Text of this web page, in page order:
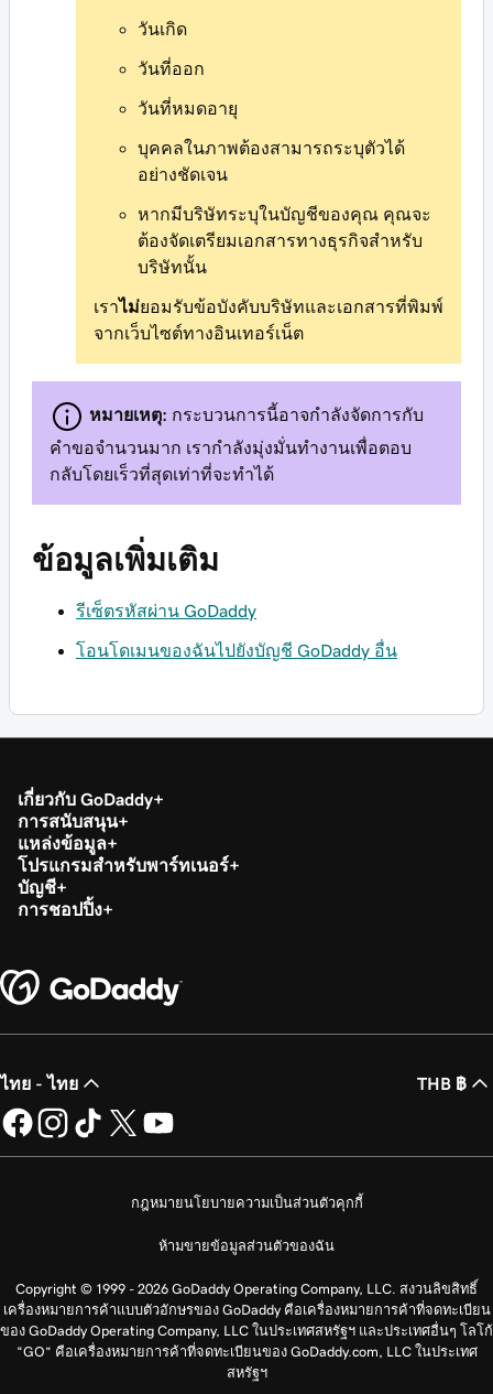
วันเกิด
วันที่ออก
วันที่หมดอายุ
บุคคลในภาพต้องสามารถระบุตัวได้
อย่างชัดเจน
หากมีบริษัทระบุในบัญชีของคุณ คุณจะ
ต้องจัดเตรียมเอกสารทางธุรกิจสำหรับ
บริษัทนั้น
เราไม่ยอมรับข้อบังคับบริษัทและเอกสารที่พิมพ์
จากเว็บไซต์ทางอินเทอร์เน็ต
หมายเหตุ: กระบวนการนี้อาจกำลังจัดการกับ
คำขอจำนวนมาก เรากำลังมุ่งมั่นทำงานเพื่อตอบ
กลับโดยเร็วที่สุดเท่าที่จะทำได้
ข้อมูลเพิ่มเติม
รีเซ็ตรหัสผ่าน GoDaddy
โอนโดเมนของฉันไปยังบัญชี GoDaddy อื่น
เกี่ยวกับ GoDaddy
การสนับสนุน
แหล่งข้อมูล
โปรแกรมสำหรับพาร์ทเนอร์
บัญชี
การชอปปิ้ง
ไทย - ไทย THB ฿
กฎหมายนโยบายความเป็นส่วนตัวคุกกี้
ห้ามขายข้อมูลส่วนตัวของฉัน
Copyright © 1999 - 2026 GoDaddy Operating Company, LLC. สงวนลิขสิทธิ์
เครื่องหมายการค้าแบบตัวอักษรของ GoDaddy คือเครื่องหมายการค้าที่จดทะเบียน
ของ GoDaddy Operating Company, LLC ในประเทศสหรัฐฯ และประเทศอื่นๆ โลโก้
“GO” คือเครื่องหมายการค้าที่จดทะเบียนของ GoDaddy.com, LLC ในประเทศ
สหรัฐฯ